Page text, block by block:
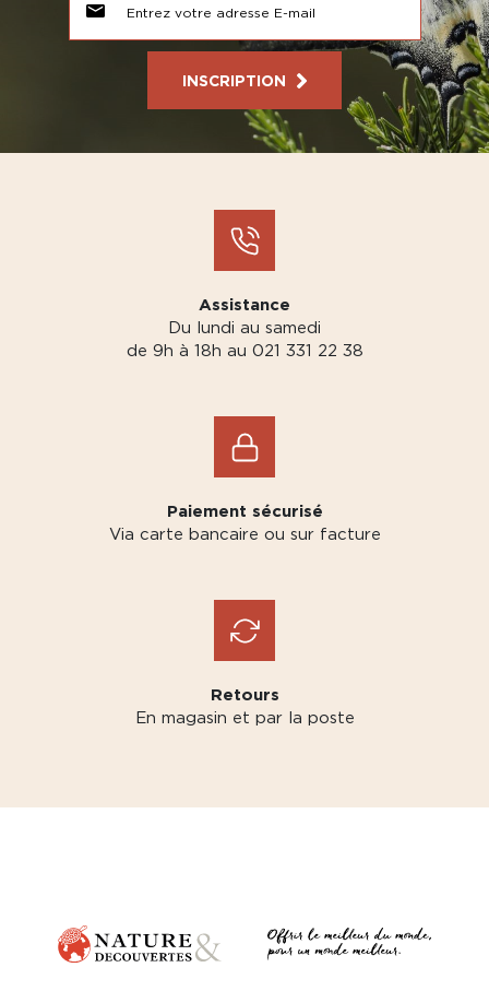
INSCRIPTION
Assistance
Du lundi au samedi
de 9h à 18h au 021 331 22 38
Paiement sécurisé
Via carte bancaire ou sur facture
Retours
En magasin et par la poste